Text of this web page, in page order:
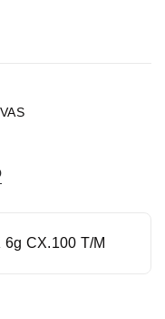
CX.100 T/M